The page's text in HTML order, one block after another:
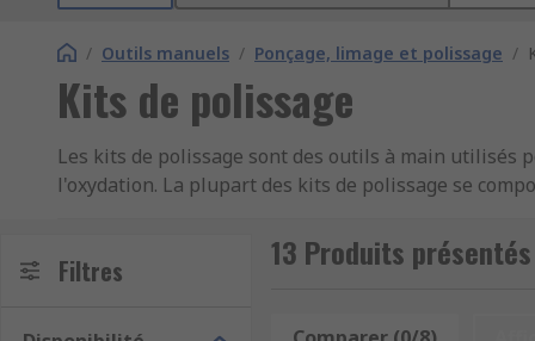
/ Outils manuels / Ponçage, limage et polissage /
Kits de polissage
Les kits de polissage sont des outils à main
l'oxydation. La plupart des kits de polissage se
utilisée. Plus le métal est dur, plus la classe
plus grossier. La pâte à polir est appliquée sur
Filtres 13 Produits